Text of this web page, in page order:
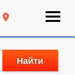
Найти